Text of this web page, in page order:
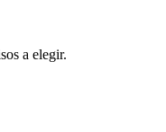
a elegir.